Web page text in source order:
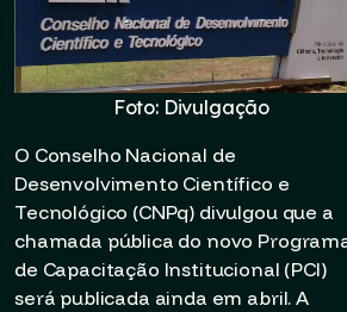
Foto: Divulgação
O Conselho Nacional de
Desenvolvimento Científico e
Tecnológico (CNPq) divulgou que a
chamada pública do novo
de Capacitação Institucional (PCI)
será publicada ainda em abril. A